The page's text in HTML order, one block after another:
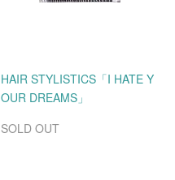
HAIR STYLISTICS「I HATE Y
OUR DREAMS」
SOLD OUT